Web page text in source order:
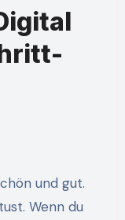
und gut.
Wenn du